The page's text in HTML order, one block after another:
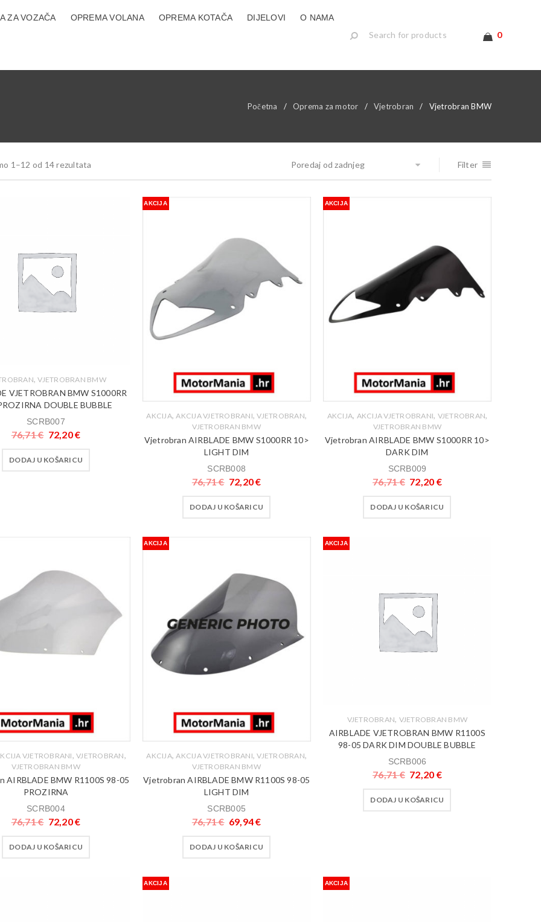
ZA VOZAČA OPREMA VOLANA OPREMA KOTAČA DIJELOVI O NAMA
0
Početna / Oprema za motor / Vjetrobran / Vjetrobran BMW
1–12 od 14 rezultata Filter
Poredaj od zadnjeg
,VJETROBRAN BMW
VJETROBRAN BMW S1000RR
DOUBLE BUBBLE
SCRB007
76,71€ 72,20€
DODAJ U KOŠARICU
AKCIJA
AKCIJA, AKCIJA VJETROBRANI,VJETROBRAN,
VJETROBRAN BMW
Vjetrobran AIRBLADE BMW S1000RR 10>
LIGHT DIM
SCRB008
76,71€ 72,20€
DODAJ U KOŠARICU
AKCIJA
AKCIJA, AKCIJA VJETROBRANI, VJETROBRAN,
VJETROBRAN BMW
Vjetrobran AIRBLADE BMW S1000RR 10>
DARK DIM
SCRB009
76,71€ 72,20 €
DODAJ U KOŠARICU
VJETROBRANI,VJETROBRAN,
VJETROBRAN BMW
AIRBLADE BMW R1100S 98-05
PROZIRNA
SCRB004
76,71€ 72,20€
DODAJ U KOŠARICU
AKCIJA
AKCIJA,AKCIJA VJETROBRANI,VJETROBRAN,
VJETROBRAN BMW
Vjetrobran AIRBLADE BMW R1100S 98-05
LIGHT DIM
SCRB005
76,71€ 69,94€
DODAJ U KOŠARICU
AKCIJA
VJETROBRAN, VJETROBRAN BMW
AIRBLADE VJETROBRAN BMW R1100S
98-05 DARK DIM DOUBLE BUBBLE
SCRB006
76,71€ 72,20 €
DODAJ U KOŠARICU
AKCIJA AKCIJA